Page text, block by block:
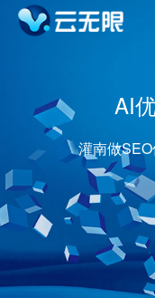
营销推广
数字化营销
新媒体营销
SEO优化
关键词SEO排
SEO技术
关于我们
AI
灌南做